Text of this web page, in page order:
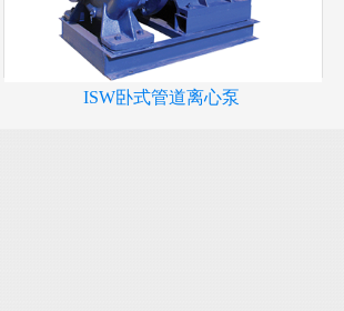
ISW卧式管道离心泵